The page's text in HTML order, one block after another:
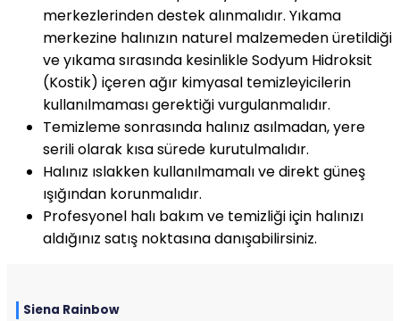
merkezlerinden destek alınmalıdır. Yıkama
merkezine halınızın naturel malzemeden üretildiği
ve yıkama sırasında kesinlikle Sodyum Hidroksit
(Kostik) içeren ağır kimyasal temizleyicilerin
kullanılmaması gerektiği vurgulanmalıdır.
Temizleme sonrasında halınız asılmadan, yere
serili olarak kısa sürede kurutulmalıdır.
Halınız ıslakken kullanılmamalı ve direkt güneş
ışığından korunmalıdır.
Profesyonel halı bakım ve temizliği için halınızı
aldığınız satış noktasına danışabilirsiniz.
Siena Rainbow